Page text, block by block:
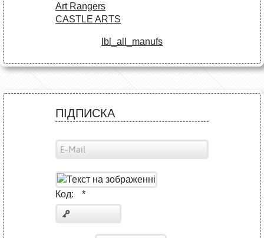
Art Rangers
CASTLE ARTS
lbl_all_manufs
ПІДПИСКА
Код: *